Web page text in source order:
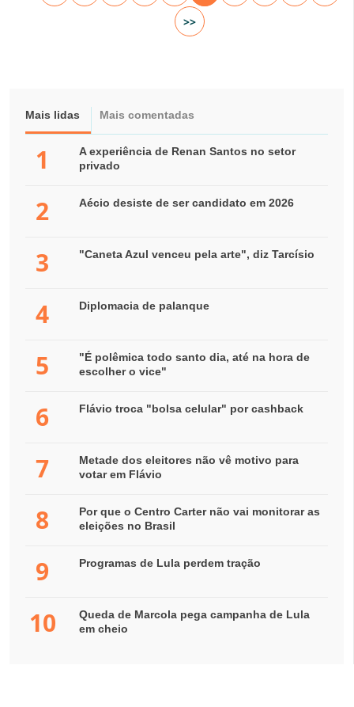
>>
Mais lidas Mais comentadas
1
A experiência de Renan Santos no setor
privado
2 Aécio desiste de ser candidato em 2026
3 "Caneta Azul venceu pela arte", diz Tarcísio
4 Diplomacia de palanque
5
"É polêmica todo santo dia, até na hora de
escolher o vice"
6 Flávio troca "bolsa celular" por cashback
7
Metade dos eleitores não vê motivo para
votar em Flávio
8
Por que o Centro Carter não vai monitorar as
eleições no Brasil
9 Programas de Lula perdem tração
10
Queda de Marcola pega campanha de Lula
em cheio